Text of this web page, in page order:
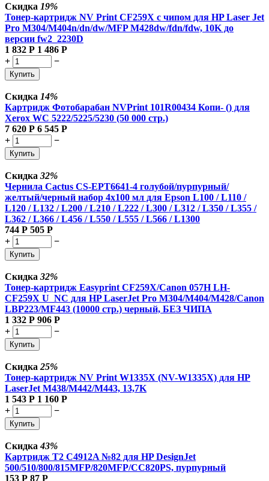
Скидка 19%
Тонер-картридж NV Print CF259X с чипом для HP Laser Jet
Pro M304/M404n/dn/dw/MFP M428dw/fdn/fdw, 10K до
версии fw2_2230D
1 832 Р 1 486 Р
+
−
Купить
Скидка 14%
Картридж Фотобарабан NVPrint 101R00434 Копи- () для
Xerox WC 5222/5225/5230 (50 000 стр.)
7 620 Р 6 545 Р
+
−
Купить
Скидка 32%
Чернила Cactus CS-EPT6641-4 голубой/пурпурный/
желтый/черный набор 4x100 мл для Epson L100 / L110 /
L120 / L132 / L200 / L210 / L222 / L300 / L312 / L350 / L355 /
L362 / L366 / L456 / L550 / L555 / L566 / L1300
744 Р 505 Р
+
−
Купить
Скидка 32%
Тонер-картридж Easyprint CF259X/Canon 057H LH-
CF259X U_NC для HP LaserJet Pro M304/M404/M428/Canon
LBP223/MF443 (10000 стр.) черный, БЕЗ ЧИПА
1 332 Р 906 Р
+
−
Купить
Скидка 25%
Тонер-картридж NV Print W1335X (NV-W1335X) для HP
LaserJet M438/M442/M443, 13,7K
1 543 Р 1 160 Р
+
−
Купить
Скидка43%
Картридж T2 C4912A №82 для HP DesignJet
500/510/800/815MFP/820MFP/CC820PS, пурпурный
153 Р 87 Р